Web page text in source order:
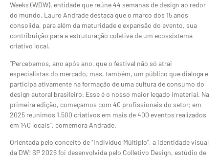
Weeks (WDW), entidade que reúne 44 semanas de design ao redor
do mundo, Lauro Andrade destaca que o marco dos 15 anos
consolida, para além da maturidade e expansão do evento, sua
contribuição para a estruturação coletiva de um ecossistema
criativo local.
“Percebemos, ano após ano, que o festival não só atrai
especialistas do mercado, mas, também, um público que dialoga e
participa ativamente na formação de uma cultura de consumo do
design autoral brasileiro. Esse é o nosso maior legado imaterial. Na
primeira edição, começamos com 40 profissionais do setor; em
2025 reunimos 1.500 criativos em mais de 400 eventos realizados
em 140 locais”, comemora Andrade.
Orientada pelo conceito de “Indivíduo Múltiplo”, a identidade visual
da DW! SP 2026 foi desenvolvida pelo Colletivo Design, estúdio de